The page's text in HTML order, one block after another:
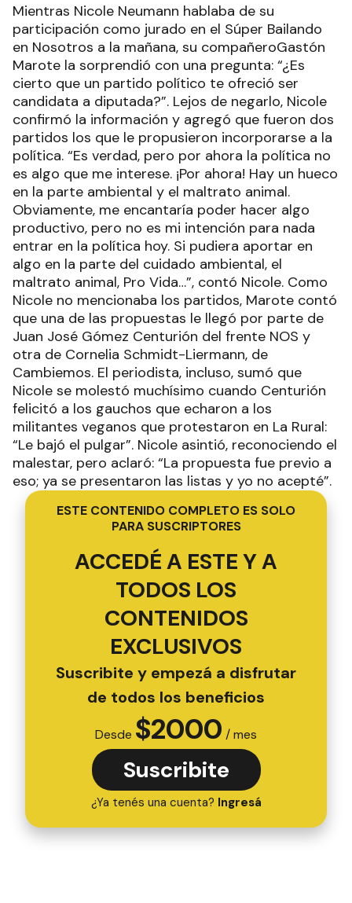
Mientras Nicole Neumann hablaba de su
participación como jurado en el Súper Bailando
en Nosotros a la mañana, su compañeroGastón
Marote la sorprendió con una pregunta: “¿Es
cierto que un partido político te ofreció ser
candidata a diputada?”. Lejos de negarlo, Nicole
confirmó la información y agregó que fueron dos
partidos los que le propusieron incorporarse a la
política. “Es verdad, pero por ahora la política no
es algo que me interese. ¡Por ahora! Hay un hueco
en la parte ambiental y el maltrato animal.
Obviamente, me encantaría poder hacer algo
productivo, pero no es mi intención para nada
entrar en la política hoy. Si pudiera aportar en
algo en la parte del cuidado ambiental, el
maltrato animal, Pro Vida…”, contó Nicole. Como
Nicole no mencionaba los partidos, Marote contó
que una de las propuestas le llegó por parte de
Juan José Gómez Centurión del frente NOS y
otra de Cornelia Schmidt-Liermann, de
Cambiemos. El periodista, incluso, sumó que
Nicole se molestó muchísimo cuando Centurión
felicitó a los gauchos que echaron a los
militantes veganos que protestaron en La Rural:
“Le bajó el pulgar”. Nicole asintió, reconociendo el
malestar, pero aclaró: “La propuesta fue previo a
eso; ya se presentaron las listas y yo no acepté”.
ESTE CONTENIDO COMPLETO ES SOLO
PARA SUSCRIPTORES
ACCEDÉ A ESTE Y A
TODOS LOS
CONTENIDOS
EXCLUSIVOS
Suscribite y empezá a disfrutar
de todos los beneficios
Desde $2000 / mes
Suscribite
¿Ya tenés una cuenta? Ingresá